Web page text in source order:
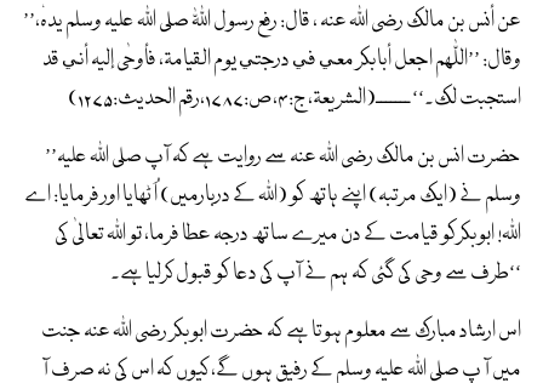
’’عن أنس بن مالک رضی اللہ عنہ ، قال: رفع رسول اللّٰہ صلی اللہ علیہ وسلم یدہٗ،
وقال: ’’اللّٰھم اجعل أبابکر معي في درجتي یوم القیامۃ، فأوحٰی إلیہ أني قد
استجبت لک۔‘‘ ـــــــ(الشریعۃ، ج:۴،ص:۱۷۸۷،رقم الحدیث:۱۲۷۵)
’’حضرت انس بن مالک رضی اللہ عنہ سے روایت ہے کہ آپ صلی اللہ علیہ
وسلم نے (ایک مرتبہ) اپنے ہاتھ کو (اللہ کے دربارمیں) اُٹھایا اور فرمایا: اے
اللہ! ابوبکرکو قیامت کے دن میرے ساتھ درجہ عطا فرما، تو اللہ تعالیٰ کی
طرف سے وحی کی گئی کہ ہم نے آپ کی دعا کو قبول کرلیا ہے۔‘‘
اس ارشاد مبارک سے معلوم ہوتا ہے کہ حضرت ابوبکر رضی اللہ عنہ جنت
میں آ پ صلی اللہ علیہ وسلم کے رفیق ہوں گے، کیوں کہ اس کی نہ صرف آ